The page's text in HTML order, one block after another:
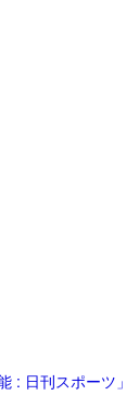
: 日刊スポーツ」